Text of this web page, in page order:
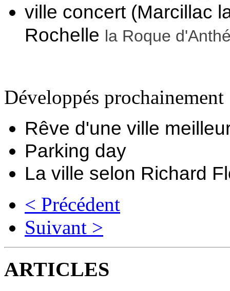
ville concert (Marcillac
Rochelle la Roque
Développés prochainement
Rêve d'une ville
Parking day
La ville selon Richard
< Précédent
Suivant >
ARTICLES